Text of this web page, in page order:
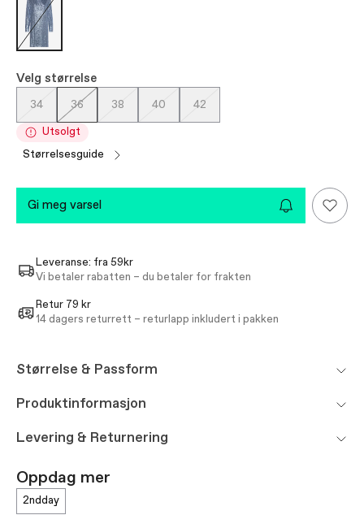
Velg størrelse
34 36 38 40 42
Utsolgt
størrelsesguide
gi meg varsel
Leveranse: fra 59kr
Vi betaler rabatten – du betaler for frakten
Retur 79 kr
14 dagers returrett – returlapp inkludert i pakken
Størrelse & Passform
Produktinformasjon
Levering & Returnering
Oppdag mer
2ndday